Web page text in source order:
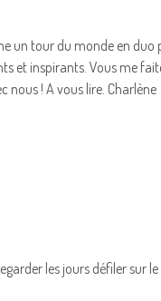
tour du monde en duo
et inspirants. Vous me
nous ! A vous lire. Charlène
les jours défiler sur